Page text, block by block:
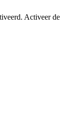
Activeer de